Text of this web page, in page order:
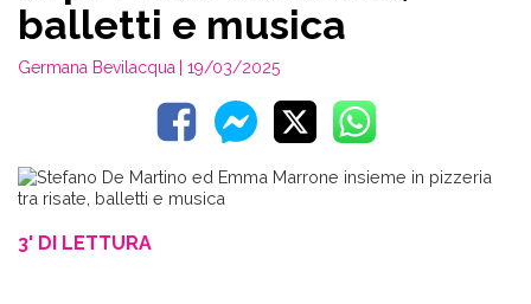
balletti e musica
Germana Bevilacqua | 19/03/2025
3' DI LETTURA